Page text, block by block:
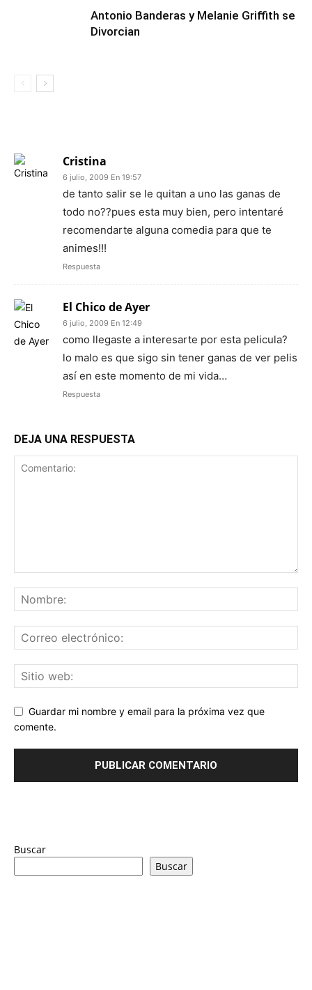
Antonio Banderas y Melanie Griffith se
Divorcian
Cristina
6 julio, 2009 En 19:57
de tanto salir se le quitan a uno las ganas de
todo no??pues esta muy bien, pero intentaré
recomendarte alguna comedia para que te
animes!!!
Respuesta
El Chico de Ayer
6 julio, 2009 En 12:49
como llegaste a interesarte por esta pelicula?
lo malo es que sigo sin tener ganas de ver pelis
así en este momento de mi vida…
Respuesta
DEJA UNA RESPUESTA
Guardar mi nombre y email para la próxima vez que
comente.
Buscar
Buscar